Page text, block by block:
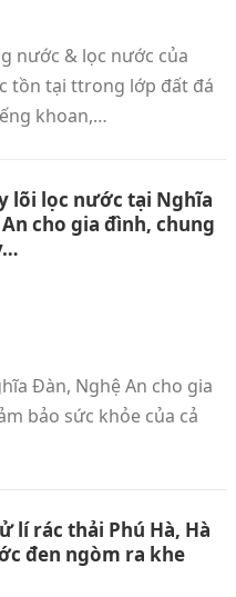
nước & lọc nước của
tồn tại ttrong lớp đất đá
khoan,…
lõi lọc nước tại Nghĩa
cho gia đình, chung
Đàn‎, Nghệ An cho gia
bảo sức khỏe của cả
lí rác thải Phú Hà, Hà
đen ngòm ra khe